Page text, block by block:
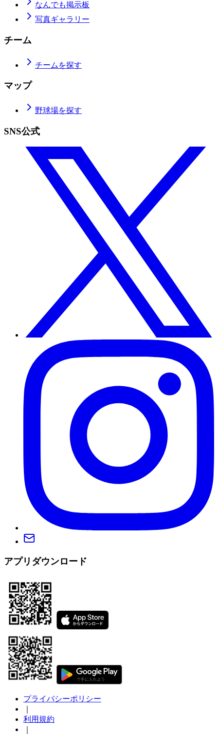
なんでも掲示板
写真ギャラリー
チーム
チームを探す
マップ
野球場を探す
SNS公式
アプリダウンロード
プライバシーポリシー
利用規約